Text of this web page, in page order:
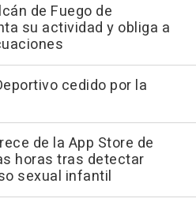
de Fuego de
su actividad y obliga a
cedido por la
de la App Store de
horas tras detectar
sexual infantil